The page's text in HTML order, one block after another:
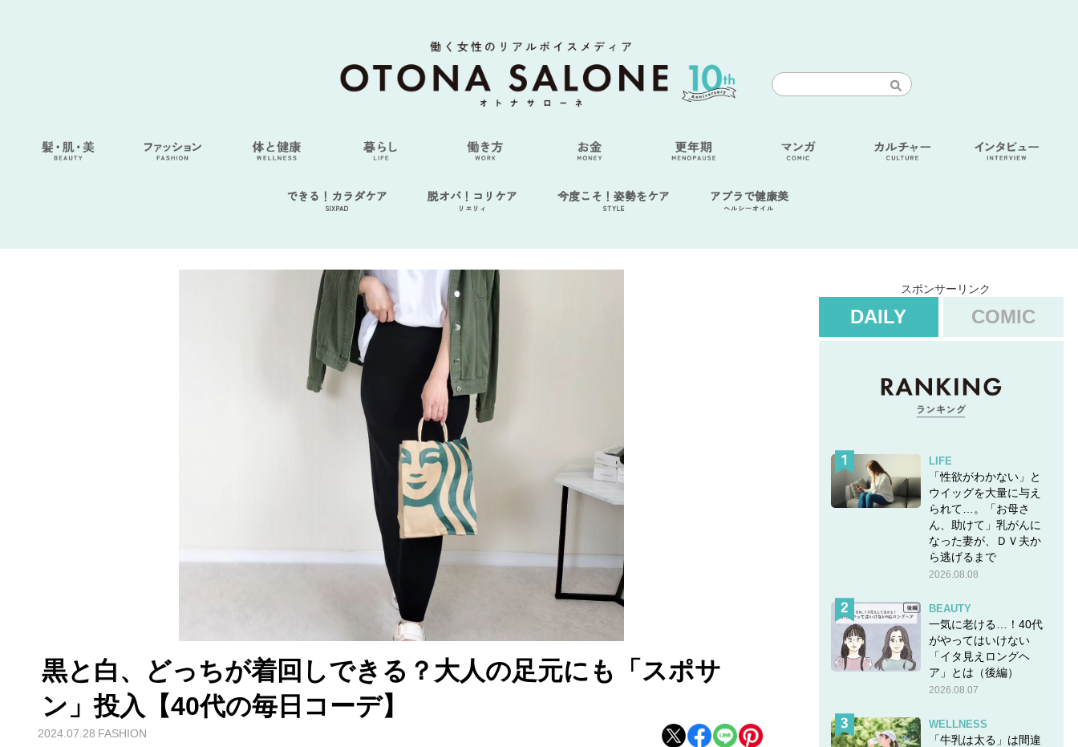
できる！カラダケア
SIXPAD
脱オバ！コリケア
リエリィ
今度こそ！姿勢をケア
STYLE
アブラで健康美
ヘルシーオイル
黒と白、どっちが着回しできる？大人の足元にも「スポサ
ン」投入【40代の毎日コーデ】
2024.07.28 FASHION
スポンサーリンク
DAILY COMIC
LIFE
「性欲がわかない」と
ウイッグを大量に与え
られて…。「お母さ
ん、助けて」乳がんに
なった妻が、ＤＶ夫か
ら逃げるまで
2026.08.08
BEAUTY
一気に老ける…！40代
がやってはいけない
「イタ見えロングヘ
ア」とは（後編）
2026.08.07
WELLNESS
「牛乳は太る」は間違